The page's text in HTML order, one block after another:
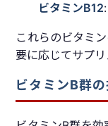
ビタミンB12
これらのビタミ
要に応じてサプリ
ビタミンB群